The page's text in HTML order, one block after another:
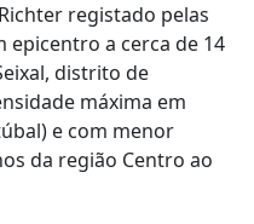
registado pelas
epicentro a cerca de 14
distrito de
máxima em
e com menor
da região Centro ao